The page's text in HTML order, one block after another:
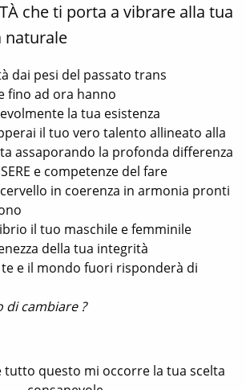
che ti porta a vibrare alla tua
naturale
dai pesi del passato trans
fino ad ora hanno
la tua esistenza
il tuo vero talento allineato alla
assaporando la profonda differenza
e competenze del fare
in coerenza in armonia pronti
il tuo maschile e femminile
della tua integrità
e il mondo fuori risponderà di
di cambiare ?
tutto questo mi occorre la tua scelta